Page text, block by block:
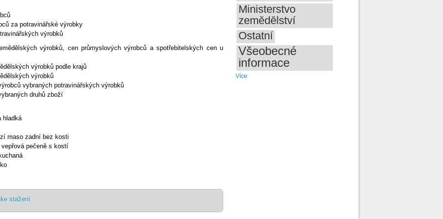
za potravinářské výrobky
výrobků
výrobků, cen průmyslových výrobců a spotřebitelských cen u
výrobků podle krajů
výrobků
vybraných potravinářských výrobků
druhů zboží
hladká
maso zadní bez kosti
pečeně s kostí
ke stažení
Ministerstvo
zemědělství
Ostatní
Všeobecné
informace
Více